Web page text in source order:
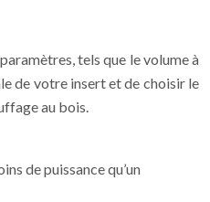
tels que le volume à
de votre insert et de choisir le
au bois.
de puissance qu’un